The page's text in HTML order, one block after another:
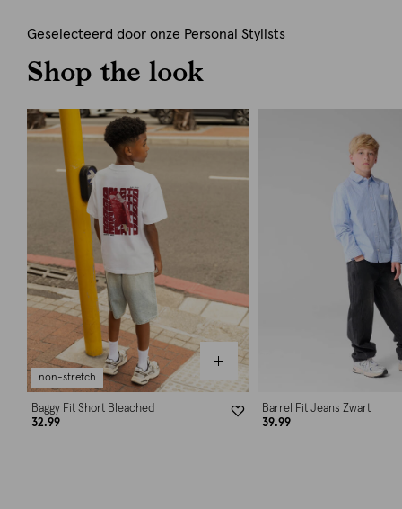
Geselecteerd door onze Personal Stylists
Shop the look
non-stretch
Baggy Fit Short Bleached
32.99
Barrel Fit Jeans Zwart
39.99